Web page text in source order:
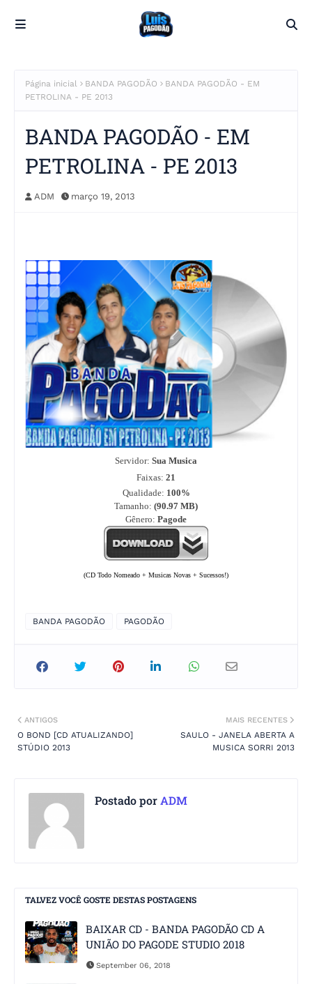
Página inicial BANDA PAGODÃO
BANDA PAGODÃO - EM
PETROLINA - PE 2013
BANDA PAGODÃO - EM
PETROLINA - PE 2013
ADM março 19, 2013
Servidor: Sua Musica
Faixas: 21
Qualidade: 100%
Tamanho: (90.97 MB)
Gênero: Pagode
(CD Todo Nomeado + Musicas Novas + Sucessos!)
BANDA PAGODÃO PAGODÃO
MAIS RECENTES
SAULO - JANELA ABERTA A
MUSICA SORRI 2013
ANTIGOS
O BOND [CD ATUALIZANDO]
STÚDIO 2013
Postado porADM
TALVEZ VOCÊ GOSTE DESTAS POSTAGENS
BAIXAR CD - BANDA PAGODÃO CD A
UNIÃO DO PAGODE STUDIO 2018
September 06, 2018